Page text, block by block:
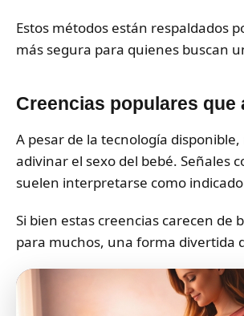
Estos métodos están respaldados
más segura para quienes buscan
Creencias populares
A pesar de la tecnología
adivinar el sexo del bebé. Señales
suelen interpretarse como
Si bien estas creencias carecen
para muchos, una forma divertida